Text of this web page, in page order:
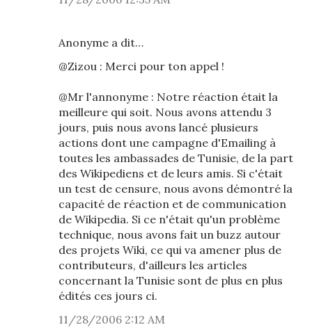
Anonyme a dit…
@Zizou : Merci pour ton appel !
@Mr l'annonyme : Notre réaction était la
meilleure qui soit. Nous avons attendu 3
jours, puis nous avons lancé plusieurs
actions dont une campagne d'Emailing à
toutes les ambassades de Tunisie, de la part
des Wikipediens et de leurs amis. Si c'était
un test de censure, nous avons démontré la
capacité de réaction et de communication
de Wikipedia. Si ce n'était qu'un problème
technique, nous avons fait un buzz autour
des projets Wiki, ce qui va amener plus de
contributeurs, d'ailleurs les articles
concernant la Tunisie sont de plus en plus
édités ces jours ci.
11/28/2006 2:12 AM